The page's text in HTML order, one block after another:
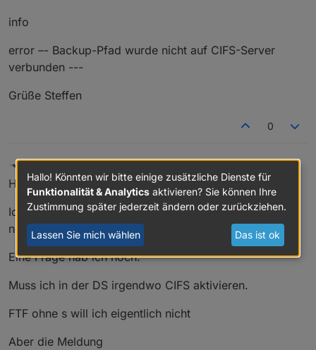
info
error –- Backup-Pfad wurde nicht auf CIFS-Server
verbunden ---
Grüße Steffen
0
Nicht störenzuletzt editiert von
Hallo Jörg,
Ich habe jetzt noch mal alles nach deinen Screenshots
neu gemacht.
Eine Frage hab ich noch:
Muss ich in der DS irgendwo CIFS aktivieren.
FTF ohne s will ich eigentlich nicht
Aber die Meldung
Hallo! Könnten wir bitte einige zusätzliche Dienste für
Funktionalität & Analytics aktivieren? Sie können Ihre
Zustimmung später jederzeit ändern oder zurückziehen.
Lassen Sie mich wählen Das ist ok